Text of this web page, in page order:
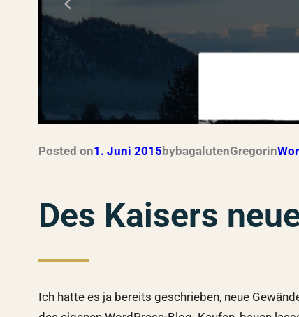
Posted on1. Juni 2015 bybagalutenGregorin
Des Kaisers
Ich hatte es ja bereits geschrieben, neue